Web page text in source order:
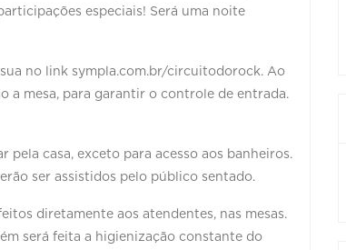
especiais! Será uma noite
no link sympla.com.br/circuitodorock. Ao
a mesa, para garantir o controle de entrada.
casa, exceto para acesso aos banheiros.
ser assistidos pelo público sentado.
diretamente aos atendentes, nas mesas.
será feita a higienização constante do